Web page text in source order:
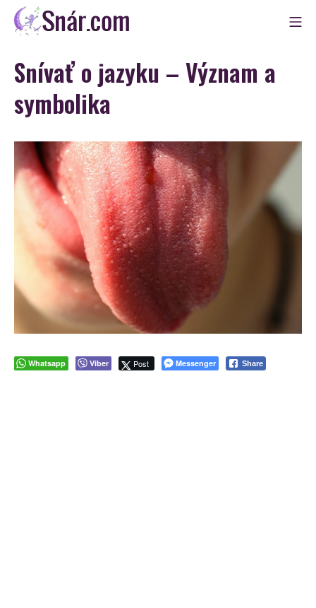
Skip
Snár
Snívať o jazyku – Význam a
symbolika
Whatsapp Viber Post Messenger Share